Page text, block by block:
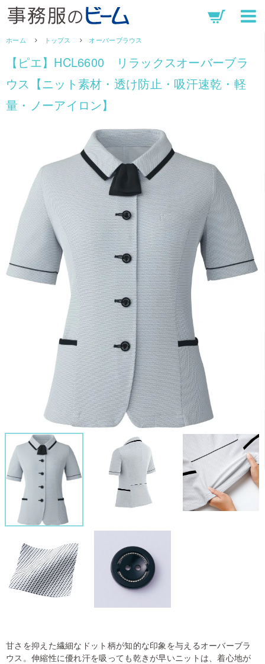
ホーム トップス オーバーブラウス
【ピエ】HCL6600 リラックスオーバーブラ
ウス【ニット素材・透け防止・吸汗速乾・軽
量・ノーアイロン】
甘さを抑えた繊細なドット柄が知的な印象を与えるオーバーブラ
ウス。伸縮性に優れ汗を吸っても乾きが早いニットは、着心地が